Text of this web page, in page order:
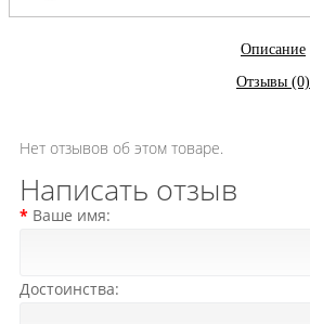
Описание
Отзывы (0)
Нет отзывов об этом товаре.
Написать отзыв
Ваше имя:
Достоинства: